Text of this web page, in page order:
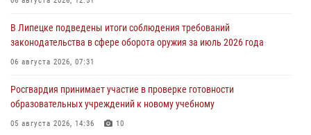
В Липецке подведены итоги соблюдения требований
законодательства в сфере оборота оружия за июль 2026 года
06 августа 2026, 07:31
Росгвардия принимает участие в проверке готовности
образовательных учреждений к новому учебному
05 августа 2026, 14:36 10